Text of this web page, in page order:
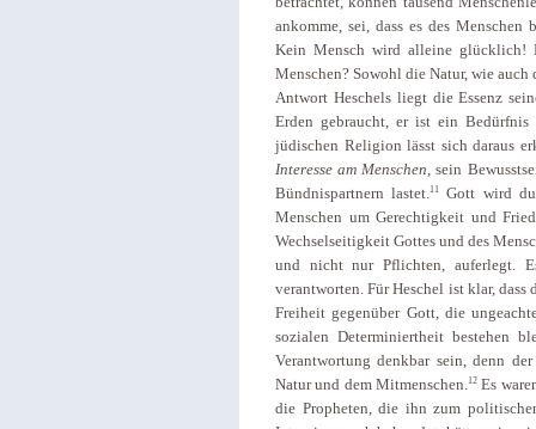
ankomme, sei, dass es des
Kein Mensch wird alleine glücklich!
Menschen? Sowohl die Natur, wie
Antwort Heschels liegt die Essenz
Erden gebraucht, er ist ein Bedürfnis
jüdischen Religion lässt sich daraus
Interesse am Menschen, sein
Bündnispartnern lastet.11
Gott wird
Menschen um Gerechtigkeit und
Wechselseitigkeit Gottes und des
und nicht nur Pflichten, auferlegt.
verantworten. Für Heschel ist klar,
Freiheit gegenüber Gott, die
sozialen Determiniertheit bestehen
Verantwortung denkbar sein, denn
Natur und dem Mitmenschen.12 Es
die Propheten, die ihn zum